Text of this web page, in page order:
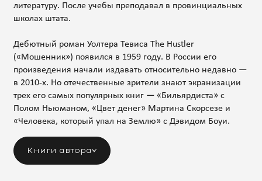
литературу. После учебы преподавал в провинциальных
школах штата.
Дебютный роман Уолтера Тевиса The Hustler
(«Мошенник») появился в 1959 году. В России его
произведения начали издавать относительно недавно —
в 2010‑х. Но отечественные зрители знают экранизации
трех его самых популярных книг — «Бильярдиста» с
Полом Ньюманом, «Цвет денег» Мартина Скорсезе и
«Человека, который упал на Землю» с Дэвидом Боуи.
Книги автора